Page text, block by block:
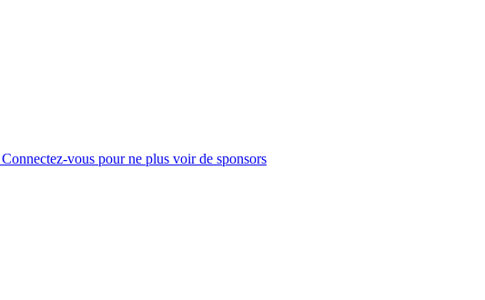
Connectez-vous pour ne plus voir de sponsors